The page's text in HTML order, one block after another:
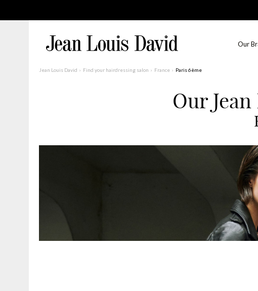
Our
Jean Louis David Find your hairdressing salon France Paris 6ème
Our